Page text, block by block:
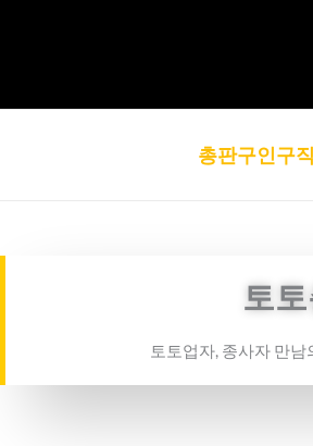
총판구인구
토
토토업자, 종사자 만